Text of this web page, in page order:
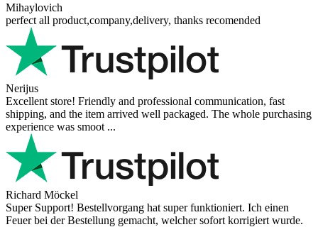
Mihaylovich
perfect all product,company,delivery, thanks recomended
Nerijus
Excellent store! Friendly and professional communication, fast
shipping, and the item arrived well packaged. The whole purchasing
experience was smoot ...
Richard Möckel
Super Support! Bestellvorgang hat super funktioniert. Ich einen
Feuer bei der Bestellung gemacht, welcher sofort korrigiert wurde.